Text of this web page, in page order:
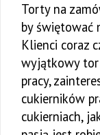
Torty na
by świętować
Klienci coraz
wyjątkowy
pracy,
cukierników
cukierniach,